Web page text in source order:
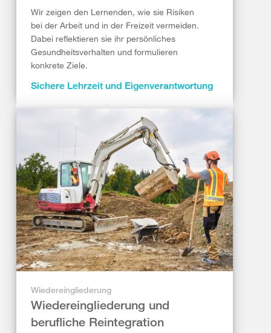
Wir zeigen den Lernenden, wie sie Risiken
bei der Arbeit und in der Freizeit vermeiden.
Dabei reflektieren sie ihr persönliches
Gesundheitsverhalten und formulieren
konkrete Ziele.
Sichere Lehrzeit und Eigenverantwortung
Wiedereingliederung
Wiedereingliederung und
berufliche Reintegration